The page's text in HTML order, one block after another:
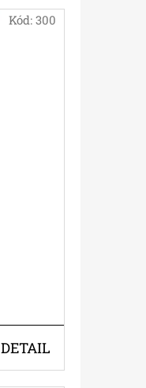
DETAIL
Kód: 300